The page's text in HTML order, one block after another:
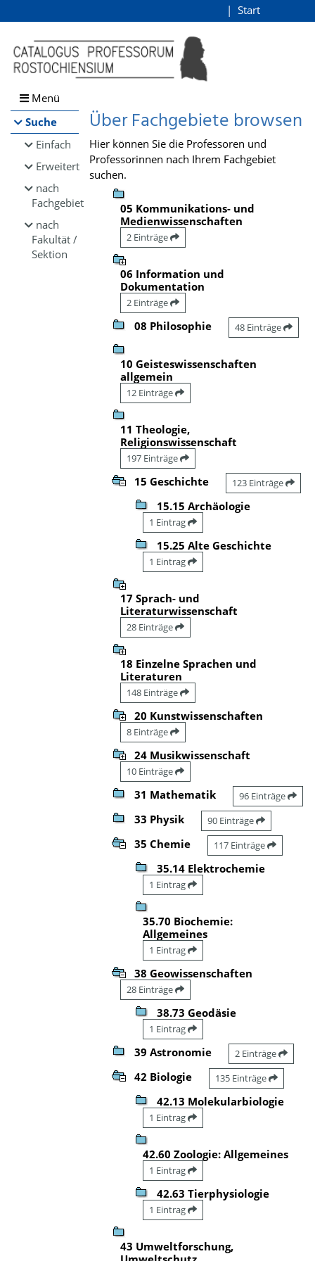
Browsen
direkt zum Inhalt
Start
Menü
Suche
Einfach
Erweitert
nach
Fachgebiet
nach
Fakultät /
Sektion
Über Fachgebiete browsen
Hier können Sie die Professoren und
Professorinnen nach Ihrem Fachgebiet
suchen.
05 Kommunikations- und
Medienwissenschaften
2 Einträge
06 Information und
Dokumentation
2 Einträge
08 Philosophie 48 Einträge
10 Geisteswissenschaften
allgemein
12 Einträge
11 Theologie,
Religionswissenschaft
197 Einträge
15 Geschichte 123 Einträge
15.15 Archäologie
1 Eintrag
15.25 Alte Geschichte
1 Eintrag
17 Sprach- und
Literaturwissenschaft
28 Einträge
18 Einzelne Sprachen und
Literaturen
148 Einträge
20 Kunstwissenschaften
8 Einträge
24 Musikwissenschaft
10 Einträge
31 Mathematik 96 Einträge
33 Physik 90 Einträge
35 Chemie 117 Einträge
35.14 Elektrochemie
1 Eintrag
35.70 Biochemie:
Allgemeines
1 Eintrag
38 Geowissenschaften
28 Einträge
38.73 Geodäsie
1 Eintrag
39 Astronomie 2 Einträge
42 Biologie 135 Einträge
42.13 Molekularbiologie
1 Eintrag
42.60 Zoologie: Allgemeines
1 Eintrag
42.63 Tierphysiologie
1 Eintrag
43 Umweltforschung,